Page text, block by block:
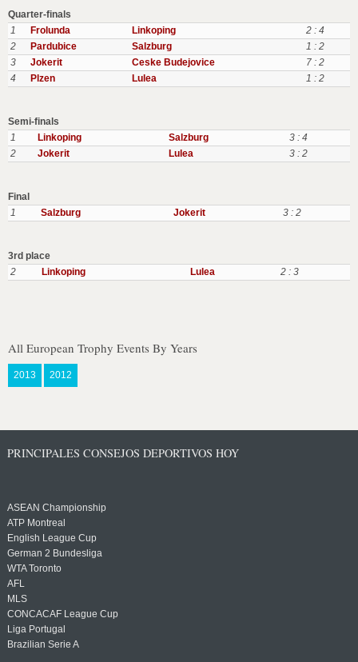
Quarter-finals
1
Frolunda Linkoping
2 : 4
2
Pardubice Salzburg
1 : 2
3
Jokerit Ceske Budejovice
7 : 2
4
Plzen Lulea 1 : 2
Semi-finals
1
Linkoping Salzburg
3 : 4
2
Jokerit Lulea 3 : 2
Final
1
Salzburg Jokerit 3 : 2
3rd place
2
Linkoping Lulea 2 : 3
All European Trophy Events By Years
2013 2012
PRINCIPALES CONSEJOS DEPORTIVOS HOY
ASEAN Championship
ATP Montreal
English League Cup
German 2 Bundesliga
WTA Toronto
AFL
MLS
CONCACAF League Cup
Liga Portugal
Brazilian Serie A